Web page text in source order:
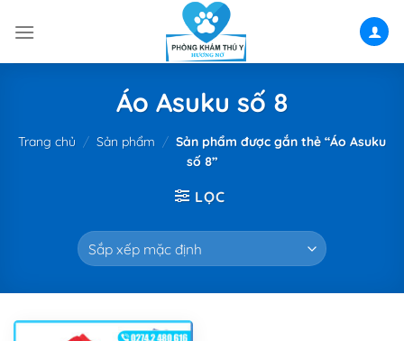
Áo Asuku số 8
Trang chủ / Sản phẩm / Sản phẩm được gắn thẻ “Áo Asuku
số 8”
LỌC